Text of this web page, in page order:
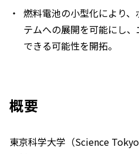
燃料電池の小型化により
テムへの展開を可能にし
できる可能性を開拓。
概要
東京科学大学（Science